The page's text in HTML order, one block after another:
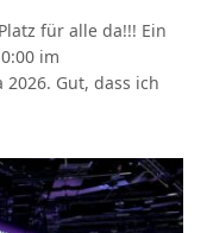
für alle da!!! Ein
im
Gut, dass ich